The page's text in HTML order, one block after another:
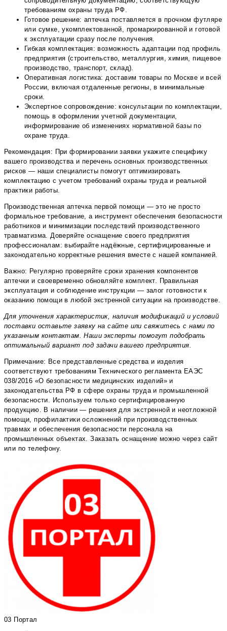
требованиям охраны труда РФ.
Готовое решение: аптечка поставляется в прочном футляре
или сумке, укомплектованной, промаркированной и готовой
к эксплуатации сразу после получения.
Гибкая комплектация: возможность адаптации под профиль
предприятия (строительство, металлургия, химия, пищевое
производство, транспорт, склад).
Оперативная логистика: доставим товары по Москве и всей
России, включая отдаленные регионы, в минимальные
сроки.
Экспертное сопровождение: консультации по комплектации,
помощь в оформлении учетной документации,
информирование об изменениях нормативной базы по
охране труда.
Рекомендация: При формировании заявки укажите специфику
вашего производства и перечень основных производственных
рисков — наши специалисты помогут оптимизировать
комплектацию с учетом требований охраны труда и реальной
практики работы.
Производственная аптечка первой помощи — это не просто
формальное требование, а инструмент обеспечения безопасности
работников и минимизации последствий производственного
травматизма. Доверяйте оснащение своего предприятия
профессионалам: выбирайте надёжные, сертифицированные и
законодательно корректные решения вместе с нашей компанией.
Важно: Регулярно проверяйте сроки хранения компонентов
аптечки и своевременно обновляйте комплект. Правильная
эксплуатация и соблюдение инструкции — залог готовности к
оказанию помощи в любой экстренной ситуации на производстве.
Для уточнения характеристик, наличия модификаций и условий
поставки оставьте заявку на сайте или свяжитесь с нами по
указанным контактам. Наши эксперты помогут подобрать
оптимальный вариант под задачи вашего предприятия.
Примечание: Все представленные средства и изделия
соответствуют требованиям Технического регламента ЕАЭС
038/2016 «О безопасности медицинских изделий» и
законодательства РФ в сфере охраны труда и промышленной
безопасности. Используем только сертифицированную
продукцию. В наличии — решения для экстренной и неотложной
помощи, профилактики осложнений при производственных
травмах и обеспечения безопасности персонала на
промышленных объектах. Заказать оснащение можно через сайт
или по телефону.
03 Портал